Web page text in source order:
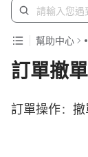
幫助中心
訂單撤
訂單操作：